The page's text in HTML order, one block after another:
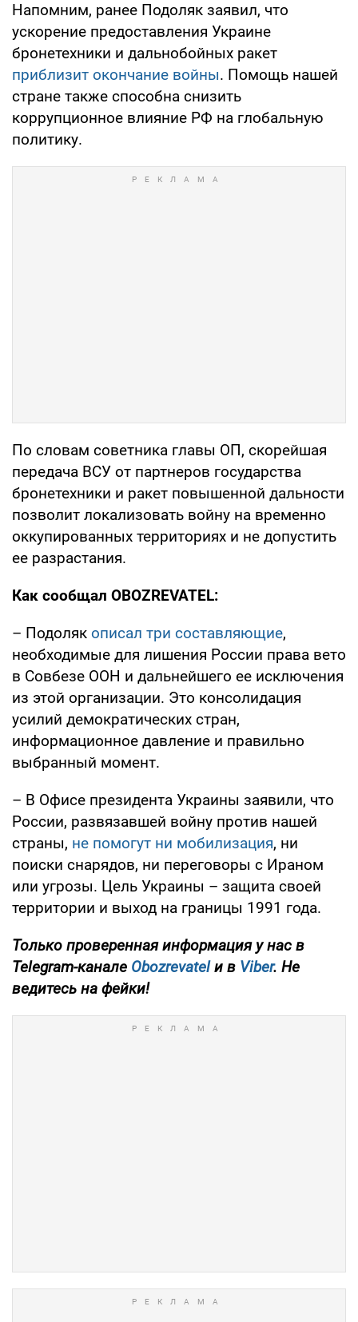
Напомним, ранее Подоляк заявил, что
ускорение предоставления Украине
бронетехники и дальнобойных ракет
приблизит окончание войны. Помощь нашей
стране также способна снизить
коррупционное влияние РФ на глобальную
политику.
По словам советника главы ОП, скорейшая
передача ВСУ от партнеров государства
бронетехники и ракет повышенной дальности
позволит локализовать войну на временно
оккупированных территориях и не допустить
ее разрастания.
Как сообщал OBOZREVATEL:
– Подоляк описал три составляющие,
необходимые для лишения России права вето
в Совбезе ООН и дальнейшего ее исключения
из этой организации. Это консолидация
усилий демократических стран,
информационное давление и правильно
выбранный момент.
– В Офисе президента Украины заявили, что
России, развязавшей войну против нашей
страны, не помогут ни мобилизация, ни
поиски снарядов, ни переговоры с Ираном
или угрозы. Цель Украины – защита своей
территории и выход на границы 1991 года.
Только проверенная информация у нас в
Telegram-канале Obozrevatelи в Viber. Не
ведитесь на фейки!